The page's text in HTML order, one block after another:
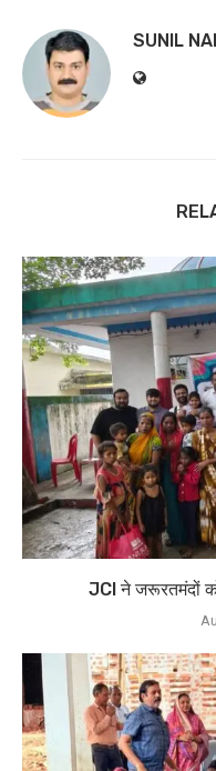
SUNIL
JCI ने जरूरतमंदों